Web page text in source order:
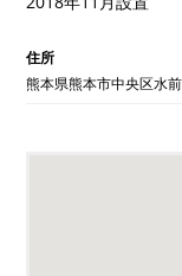
住所
熊本県熊本市中央区水